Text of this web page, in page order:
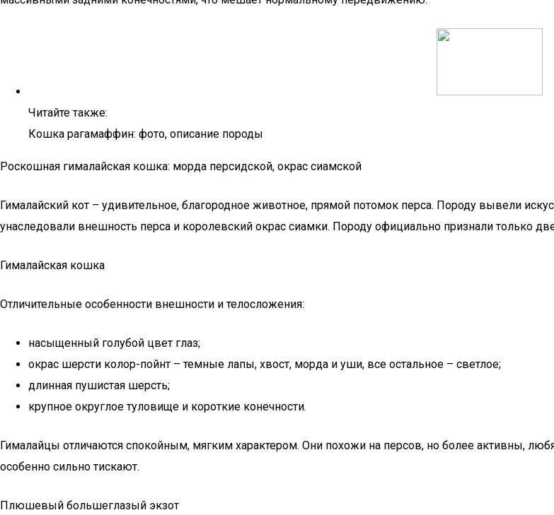
Читайте также:
Кошка рагамаффин: фото, описание породы
Роскошная гималайская кошка: морда персидской, окрас сиамской
Гималайский кот – удивительное, благородное животное, прямой потомок перса. Породу вывели
унаследовали внешность перса и королевский окрас сиамки. Породу официально признали только
Гималайская кошка
Отличительные особенности внешности и телосложения:
насыщенный голубой цвет глаз;
окрас шерсти колор-пойнт – темные лапы, хвост, морда и уши, все остальное – светлое;
длинная пушистая шерсть;
крупное округлое туловище и короткие конечности.
Гималайцы отличаются спокойным, мягким характером. Они похожи на персов, но более активны,
особенно сильно тискают.
Плюшевый большеглазый экзот